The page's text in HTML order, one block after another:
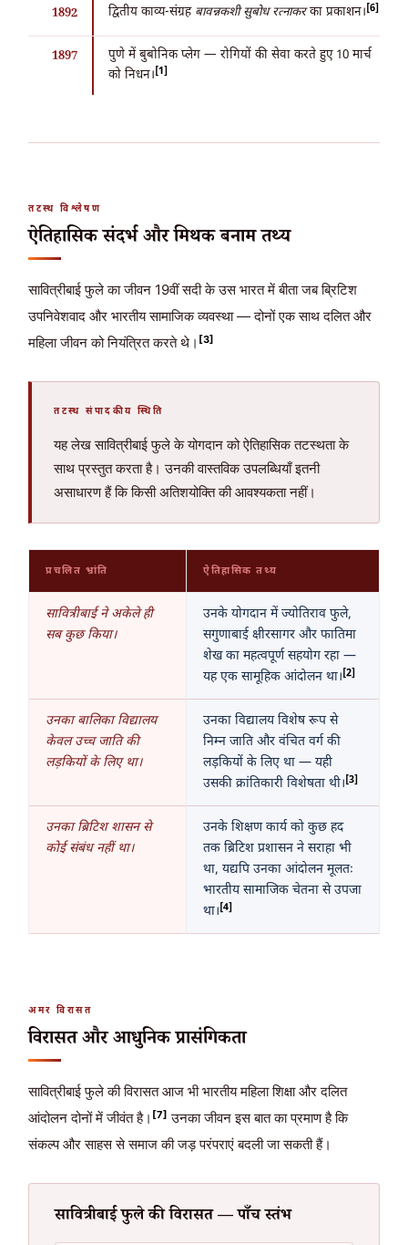
1892 द्वितीय काव्य-संग्रह बावन्नकशी सुबोध रत्नाकरका प्रकाशन। [6]
1897 पुणे में बुबोनिक प्लेग — रोगियों की सेवा करते हुए 10 मार्च
को निधन। [1]
तटस्थ विश्लेषण
ऐतिहासिक संदर्भ और मिथक बनाम तथ्य
सावित्रीबाई फुले का जीवन 19वीं सदी के उस भारत में बीता जब ब्रिटिश
उपनिवेशवाद और भारतीय सामाजिक व्यवस्था — दोनों एक साथ दलित और
महिला जीवन को नियंत्रित करते थे। [3]
तटस्थ संपादकीय स्थिति
यह लेख सावित्रीबाई फुले के योगदान को ऐतिहासिक तटस्थता के
साथ प्रस्तुत करता है। उनकी वास्तविक उपलब्धियाँ इतनी
असाधारण हैं कि किसी अतिशयोक्ति की आवश्यकता नहीं।
प्रचलित भ्रांति ऐतिहासिक तथ्य
सावित्रीबाई ने अकेले ही
सब कुछ किया।
उनके योगदान में ज्योतिराव फुले,
सगुणाबाई क्षीरसागर और फातिमा
शेख का महत्वपूर्ण सहयोग रहा —
यह एक सामूहिक आंदोलन था। [2]
उनका बालिका विद्यालय
केवल उच्च जाति की
लड़कियों के लिए था।
उनका विद्यालय विशेष रूप से
निम्न जाति और वंचित वर्ग की
लड़कियों के लिए था — यही
उसकी क्रांतिकारी विशेषता थी। [3]
उनका ब्रिटिश शासन से
कोई संबंध नहीं था।
उनके शिक्षण कार्य को कुछ हद
तक ब्रिटिश प्रशासन ने सराहा भी
था, यद्यपि उनका आंदोलन मूलतः
भारतीय सामाजिक चेतना से उपजा
था। [4]
अमर विरासत
विरासत और आधुनिक प्रासंगिकता
सावित्रीबाई फुले की विरासत आज भी भारतीय महिला शिक्षा और दलित
आंदोलन दोनों में जीवंत है। [7] उनका जीवन इस बात का प्रमाण है कि
संकल्प और साहस से समाज की जड़ परंपराएं बदली जा सकती हैं।
सावित्रीबाई फुले की विरासत — पाँच स्तंभ